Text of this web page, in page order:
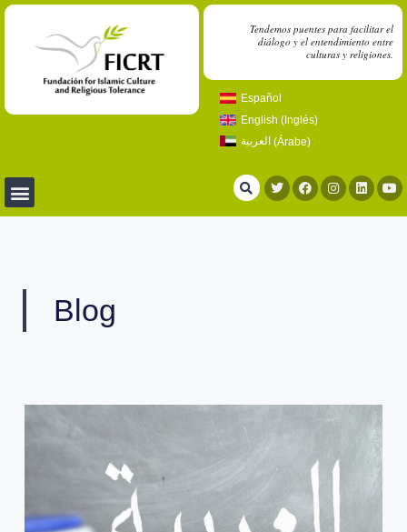
Tendemos puentes para facilitar el
diálogo y el entendimiento entre
culturas y religiones.
Español
English (Inglés)
العربية (Árabe)
Blog